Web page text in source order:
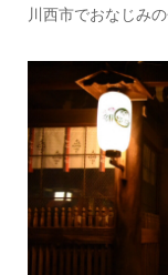
川西市でおなじみ